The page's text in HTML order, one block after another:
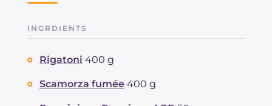
INGRDIENTS
Rigatoni 400 g
Scamorza fumée 400 g